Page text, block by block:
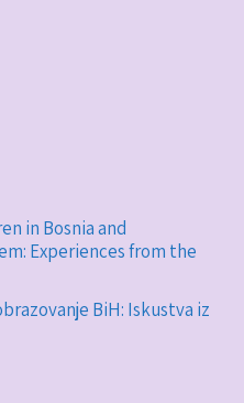
in Bosnia and
Experiences from the
BiH: Iskustva iz